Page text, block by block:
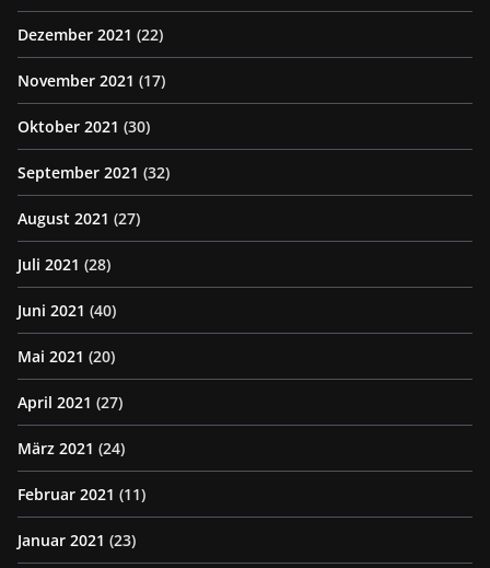
Dezember 2021 (22)
November 2021 (17)
Oktober 2021 (30)
September 2021 (32)
August 2021 (27)
Juli 2021 (28)
Juni 2021 (40)
Mai 2021 (20)
April 2021 (27)
März 2021 (24)
Februar 2021 (11)
Januar 2021 (23)